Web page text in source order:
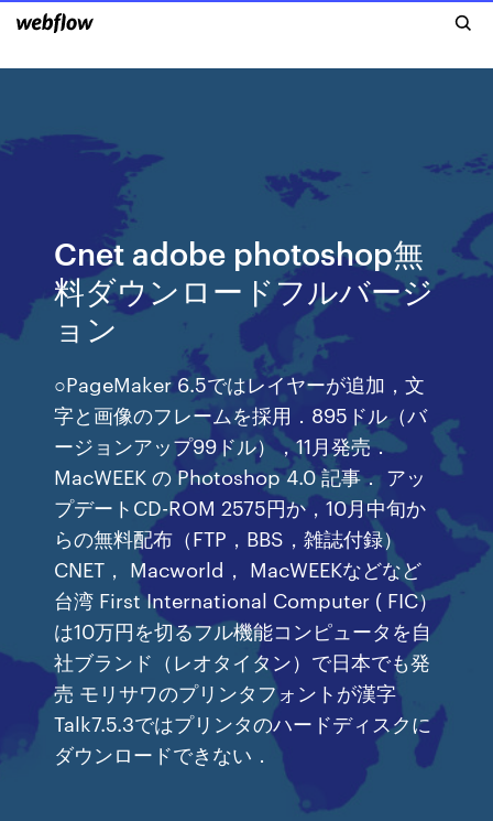
Cnet adobe photoshop無
料ダウンロードフルバージ
ョン
○PageMaker 6.5ではレイヤーが追加，文
字と画像のフレームを採用．895ドル（バ
ージョンアップ99ドル），11月発売．
MacWEEK の Photoshop 4.0 記事． アッ
プデートCD-ROM 2575円か，10月中旬か
らの無料配布（FTP，BBS，雑誌付録）
CNET， Macworld， MacWEEKなどなど
台湾 First International Computer ( FIC）
は10万円を切るフル機能コンピュータを自
社ブランド（レオタイタン）で日本でも発
売 モリサワのプリンタフォントが漢字
Talk7.5.3ではプリンタのハードディスクに
ダウンロードできない．